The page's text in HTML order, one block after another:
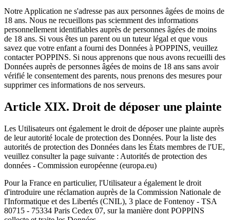
Notre Application ne s'adresse pas aux personnes âgées de moins de
18 ans. Nous ne recueillons pas sciemment des informations
personnellement identifiables auprès de personnes âgées de moins
de 18 ans. Si vous êtes un parent ou un tuteur légal et que vous
savez que votre enfant a fourni des Données à POPPINS, veuillez
contacter POPPINS. Si nous apprenons que nous avons recueilli des
Données auprès de personnes âgées de moins de 18 ans sans avoir
vérifié le consentement des parents, nous prenons des mesures pour
supprimer ces informations de nos serveurs.
Article XIX. Droit de déposer une plainte
Les Utilisateurs ont également le droit de déposer une plainte auprès
de leur autorité locale de protection des Données. Pour la liste des
autorités de protection des Données dans les États membres de l'UE,
veuillez consulter la page suivante : Autorités de protection des
données - Commission européenne (europa.eu)
Pour la France en particulier, l'Utilisateur a également le droit
d'introduire une réclamation auprès de la Commission Nationale de
l'Informatique et des Libertés (CNIL), 3 place de Fontenoy - TSA
80715 - 75334 Paris Cedex 07, sur la manière dont POPPINS